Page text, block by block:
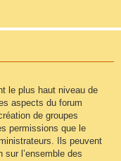
le plus haut niveau de
aspects du forum
de groupes
permissions que le
Ils peuvent
l’ensemble des